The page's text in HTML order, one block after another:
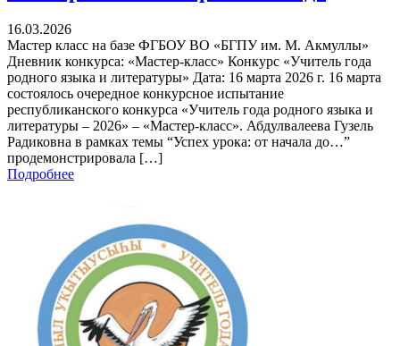
16.03.2026
Мастер класс на базе ФГБОУ ВО «БГПУ им. М. Акмуллы»
Дневник конкурса: «Мастер-класс» Конкурс «Учитель года
родного языка и литературы» Дата: 16 марта 2026 г. 16 марта
состоялось очередное конкурсное испытание
республиканского конкурса «Учитель года родного языка и
литературы – 2026» – «Мастер-класс». Абдулвалеева Гузель
Радиковна в рамках темы “Успех урока: от начала до…”
продемонстрировала […]
Подробнее